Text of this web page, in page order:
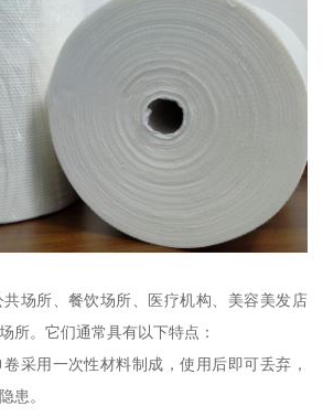
场所、餐饮场所、医疗机构、美容美发店
所。它们通常具有以下特点：
采用一次性材料制成，使用后即可丢弃，
患。